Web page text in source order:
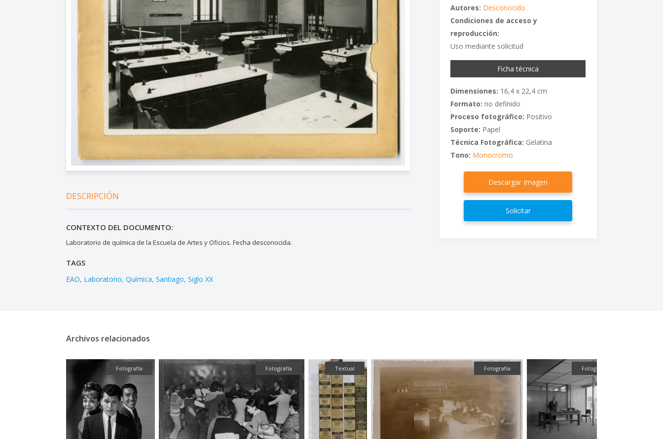
DESCRIPCIÓN
CONTEXTO DEL DOCUMENTO:
Laboratorio de química de la Escuela de Artes y Oficios. Fecha desconocida.
TAGS
EAO Laboratorio Química Santiago Siglo XX
Autores: Desconocido
Condiciones de acceso y
reproducción:
Uso mediante solicitud
Ficha técnica
Dimensiones: 16,4 x 22,4 cm
Formato: no definido
Proceso fotográfico: Positivo
Soporte: Papel
Técnica Fotográfica: Gelatina
Tono: Monocromo
Descargar Imagen
Solicitar
Archivos relacionados
Fotografía Fotografía Fotografía